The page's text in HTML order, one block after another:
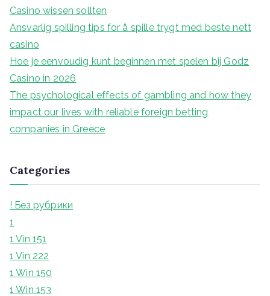
Casino wissen sollten
Ansvarlig spilling tips for å spille trygt med beste nett
casino
Hoe je eenvoudig kunt beginnen met spelen bij Godz
Casino in 2026
The psychological effects of gambling and how they
impact our lives with reliable foreign betting
companies in Greece
Categories
! Без рубрики
1
1 Vin 151
1 Vin 222
1 Win 150
1 Win 153